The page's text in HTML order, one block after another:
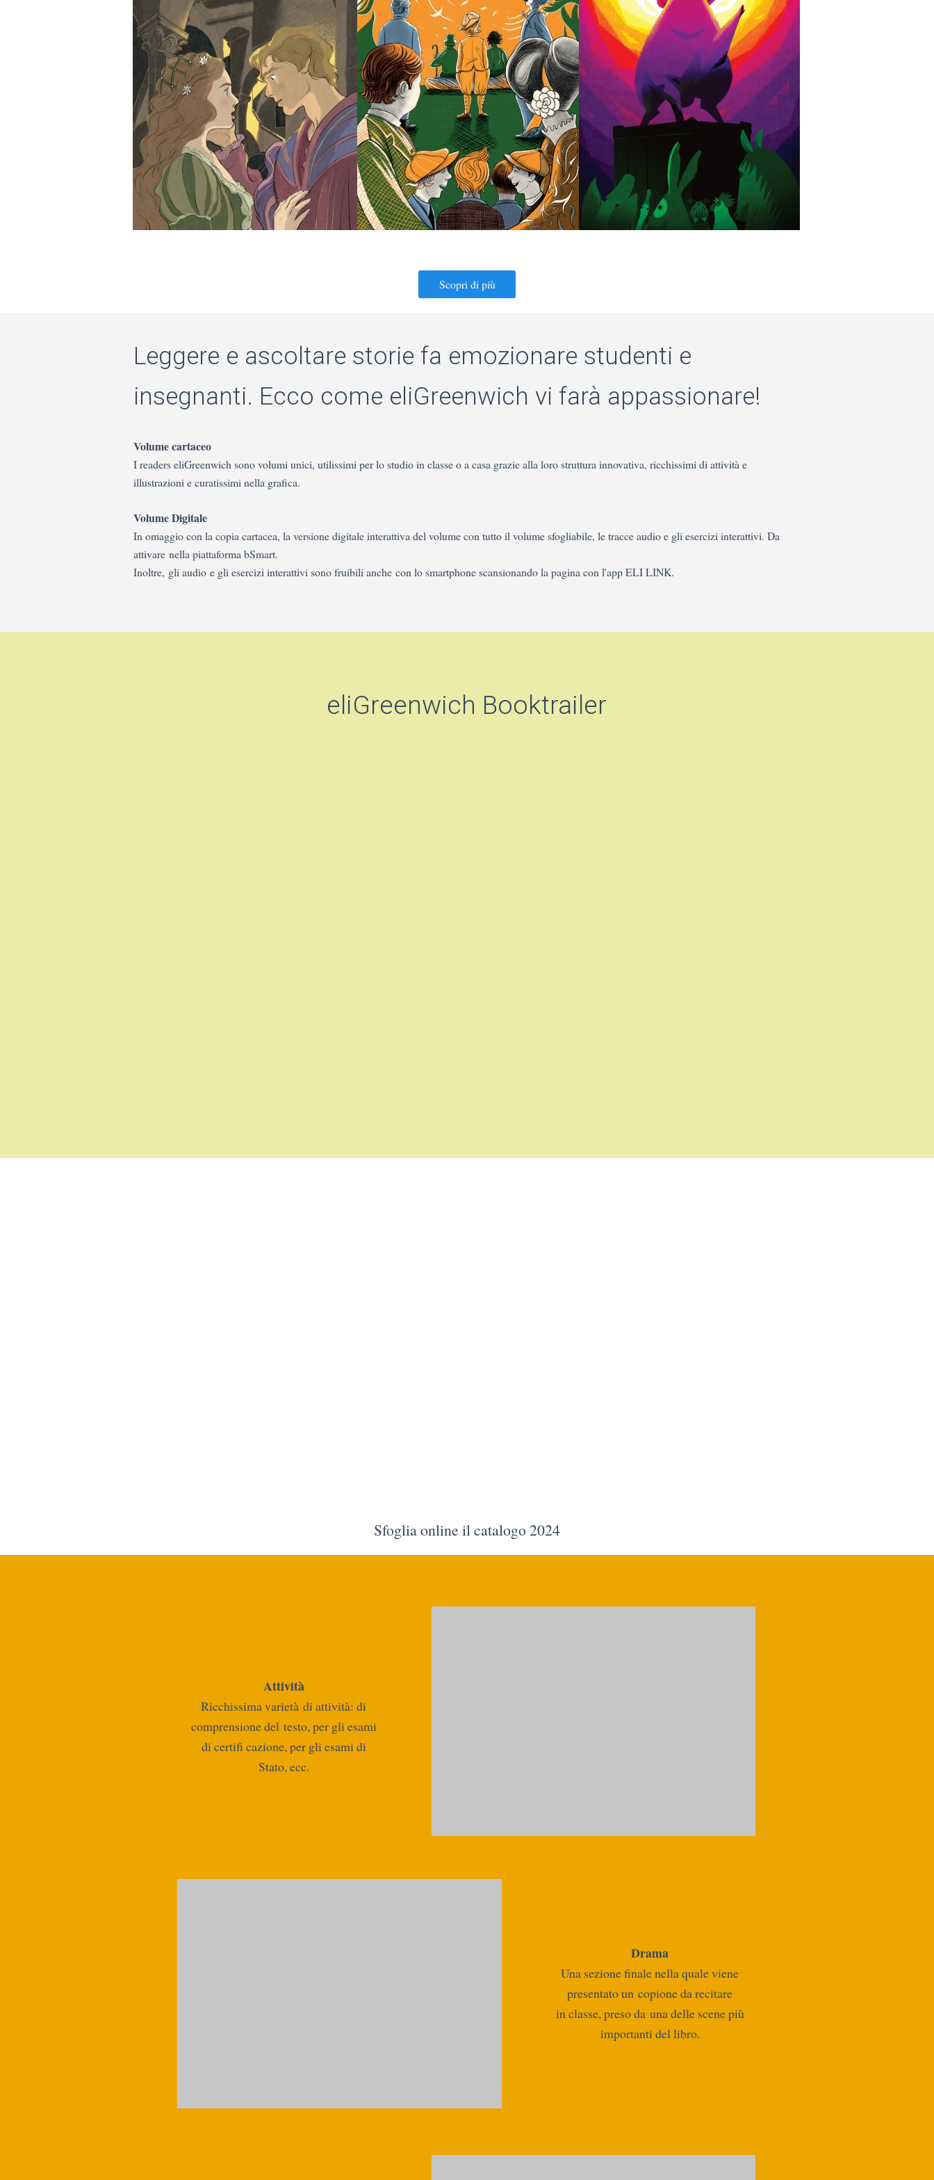
Scopri di più
Leggere e ascoltare storie fa emozionare studenti e
insegnanti. Ecco come eliGreenwich vi farà appassionare!
Volume cartaceo
I readers eliGreenwich sono volumi unici, utilissimi per lo studio in classe o a casa grazie alla loro struttura innovativa, ricchissimi di attività e
illustrazioni e curatissimi nella grafica.
Volume Digitale
In omaggio con la copia cartacea, la versione digitale interattiva del volume con tutto il volume sfogliabile, le tracce audio e gli esercizi interattivi. Da
attivare nella piattaforma bSmart.
Inoltre, gli audio e gli esercizi interattivi sono fruibili anche con lo smartphone scansionando la pagina con l'app ELI LINK.
eliGreenwich Booktrailer
Sfoglia online il catalogo 2024
Attività
Ricchissima varietà di attività: di
comprensione del testo, per gli esami
di certifi cazione, per gli esami di
Stato, ecc.
Drama
Una sezione finale nella quale viene
presentato un copione da recitare
in classe, preso da una delle scene più
importanti del libro.